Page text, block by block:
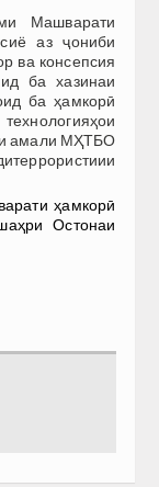
Машварати
аз ҷониби
ва консепсия
ба хазинаи
ба ҳамкорӣ
амали МҲТБО